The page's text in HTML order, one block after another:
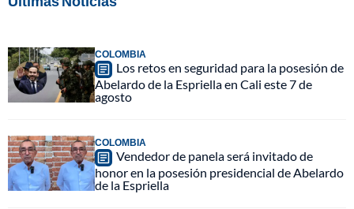
COLOMBIA
Los retos en seguridad para la posesión de
Abelardo de la Espriella en Cali este 7 de
agosto
COLOMBIA
Vendedor de panela será invitado de
honor en la posesión presidencial de Abelardo
de la Espriella